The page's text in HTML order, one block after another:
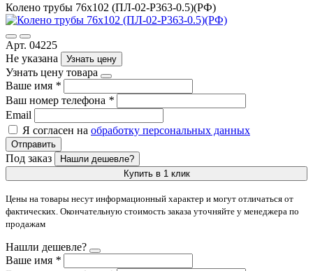
Колено трубы 76х102 (ПЛ-02-Р363-0.5)(РФ)
Арт. 04225
Не указана
Узнать цену
Узнать цену товара
Ваше имя *
Ваш номер телефона *
Email
Я согласен на обработку персональных данных
Отправить
Под заказ
Нашли дешевле?
Купить в 1 клик
Цены на товары несут информационный характер и могут отличаться от
фактических. Окончательную стоимость заказа уточняйте у менеджера по
продажам
Нашли дешевле?
Ваше имя *